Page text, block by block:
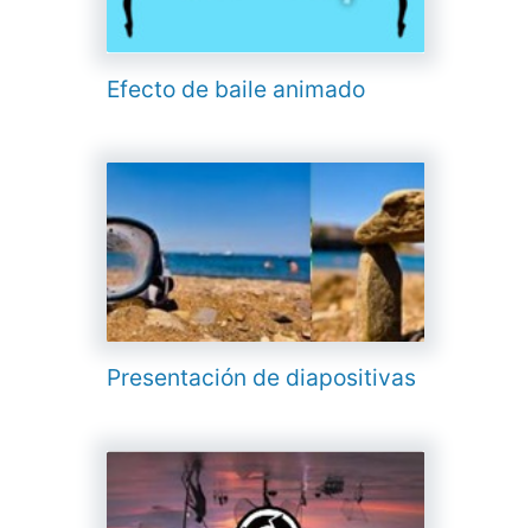
Efecto de baile animado
Presentación de diapositivas